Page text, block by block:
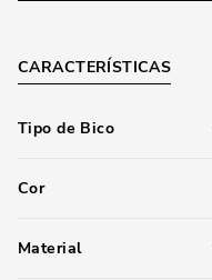
CARACTERÍSTICAS
Tipo de Bico
Cor
Material